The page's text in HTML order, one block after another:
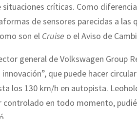
críticas. Como
de sensores parecidas a las
son el Cruise o el Aviso de
general de Volkswagen Group
que puede hacer
los 130 km/h en autopista.
controlado en todo momento,